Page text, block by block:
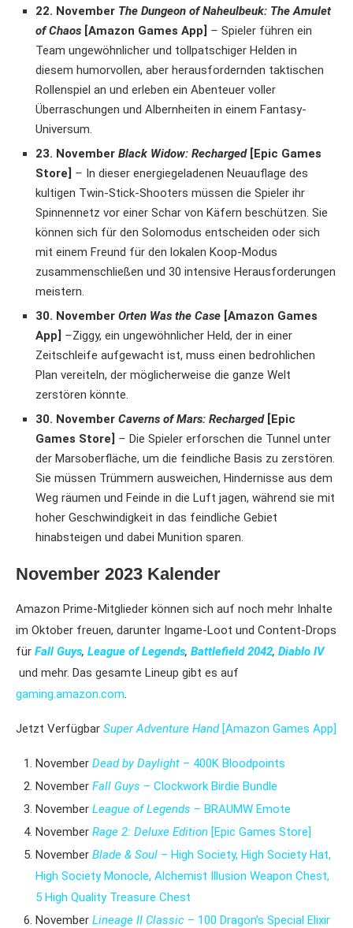
22. November The Dungeon of Naheulbeuk: The Amulet
of Chaos [Amazon Games App] – Spieler führen ein
Team ungewöhnlicher und tollpatschiger Helden in
diesem humorvollen, aber herausfordernden taktischen
Rollenspiel an und erleben ein Abenteuer voller
Überraschungen und Albernheiten in einem Fantasy-
Universum.
23. November Black Widow: Recharged [Epic Games
Store] – In dieser energiegeladenen Neuauflage des
kultigen Twin-Stick-Shooters müssen die Spieler ihr
Spinnennetz vor einer Schar von Käfern beschützen. Sie
können sich für den Solomodus entscheiden oder sich
mit einem Freund für den lokalen Koop-Modus
zusammenschließen und 30 intensive Herausforderungen
meistern.
30. November Orten Was the Case [Amazon Games
App] –Ziggy, ein ungewöhnlicher Held, der in einer
Zeitschleife aufgewacht ist, muss einen bedrohlichen
Plan vereiteln, der möglicherweise die ganze Welt
zerstören könnte.
30. November Caverns of Mars: Recharged [Epic
Games Store] – Die Spieler erforschen die Tunnel unter
der Marsoberfläche, um die feindliche Basis zu zerstören.
Sie müssen Trümmern ausweichen, Hindernisse aus dem
Weg räumen und Feinde in die Luft jagen, während sie mit
hoher Geschwindigkeit in das feindliche Gebiet
hinabsteigen und dabei Munition sparen.
November 2023 Kalender
Amazon Prime-Mitglieder können sich auf noch mehr Inhalte
im Oktober freuen, darunter Ingame-Loot und Content-Drops
für Fall Guys, League of Legends, Battlefield 2042, Diablo IV
und mehr. Das gesamte Lineup gibt es auf
gaming.amazon.com.
Jetzt Verfügbar Super Adventure Hand [Amazon Games App]
November Dead by Daylight – 400K Bloodpoints
November Fall Guys – Clockwork Birdie Bundle
November League of Legends – BRAUMW Emote
November Rage 2: Deluxe Edition [Epic Games Store]
November Blade & Soul – High Society, High Society Hat,
High Society Monocle, Alchemist Illusion Weapon Chest,
5 High Quality Treasure Chest
November Lineage II Classic – 100 Dragon’s Special Elixir